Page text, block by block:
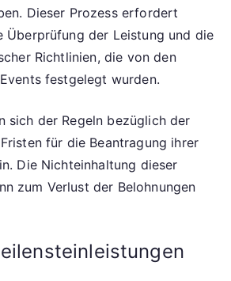
Dieser Prozess erfordert
Überprüfung der Leistung und die
Richtlinien, die von den
festgelegt wurden.
sich der Regeln bezüglich der
für die Beantragung ihrer
Die Nichteinhaltung dieser
zum Verlust der Belohnungen